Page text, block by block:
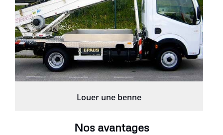
Louer une benne
Nos avantages